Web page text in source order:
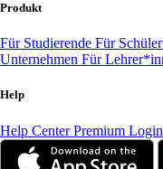
Produkt
Für Studierende Für
Unternehmen Für
Help
Help CenterPremium Login